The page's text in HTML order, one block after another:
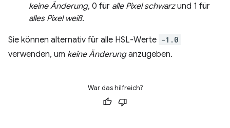
keine Änderung, 0 für alle Pixel schwarzund 1 für
alles Pixel weiß.
Sie können alternativ für alle HSL-Werte -1.0
verwenden, um keine Änderunganzugeben.
War das hilfreich?